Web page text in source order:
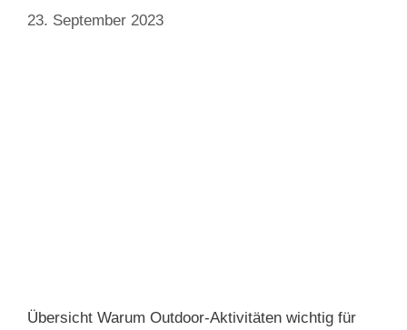
23. September 2023
Übersicht Warum Outdoor-Aktivitäten wichtig für